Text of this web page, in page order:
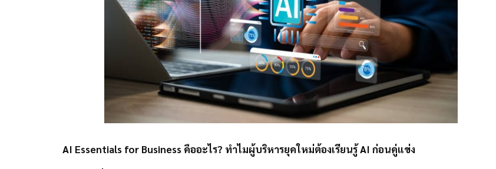
AI Essentials for Business คืออะไร? ทำไมผู้บริหารยุคใหม่ต้องเรียนรู้ AI ก่อนคู่แข่ง